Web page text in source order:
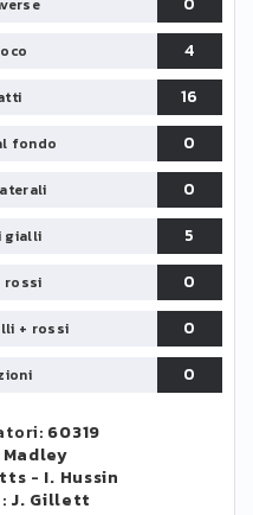
4
16
fondo
0
0
gialli
5
rossi
0
+ rossi
0
0
60319
Madley
- I. Hussin
J. Gillett